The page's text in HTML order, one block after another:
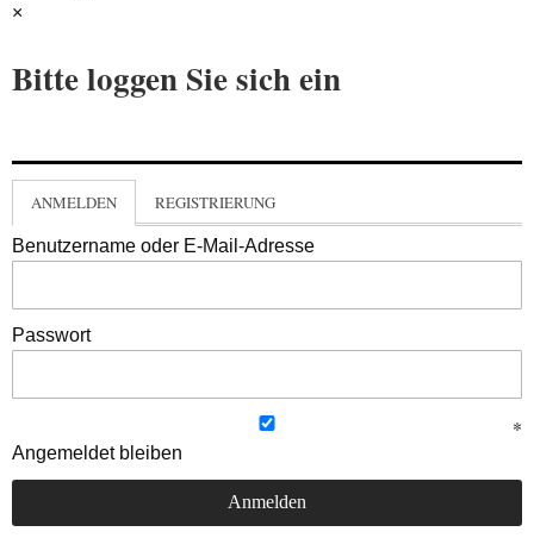
×
Bitte loggen Sie sich ein
ANMELDEN REGISTRIERUNG
Benutzername oder E-Mail-Adresse
Passwort
Angemeldet bleiben